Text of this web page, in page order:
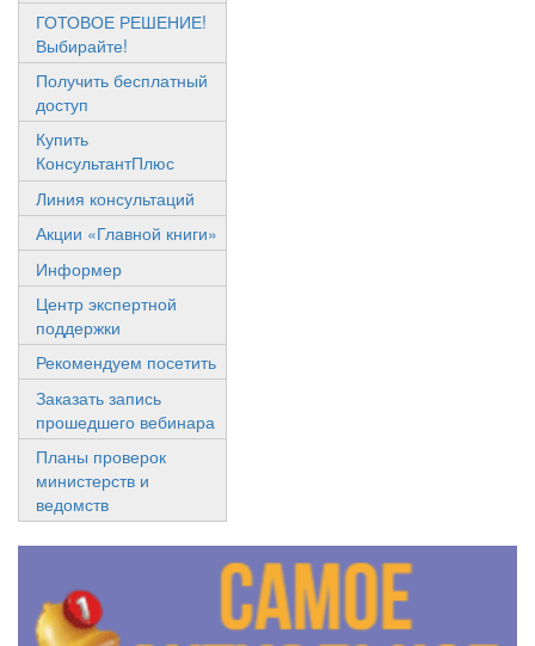
ГОТОВОЕ РЕШЕНИЕ!
Выбирайте!
Получить бесплатный
доступ
Купить
КонсультантПлюс
Линия консультаций
Акции «Главной книги»
Информер
Центр экспертной
поддержки
Рекомендуем посетить
Заказать запись
прошедшего вебинара
Планы проверок
министерств и
ведомств